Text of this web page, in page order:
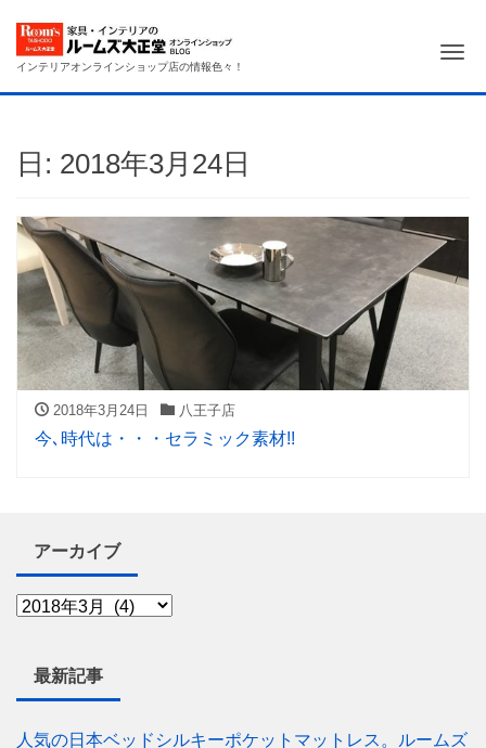
インテリアオンラインショップ店の情報色々！
日: 2018年3月24日
2018年3月24日 八王子店
今､時代は・・・セラミック素材!!
アーカイブ
最新記事
人気の日本ベッドシルキーポケットマットレス。ルームズ